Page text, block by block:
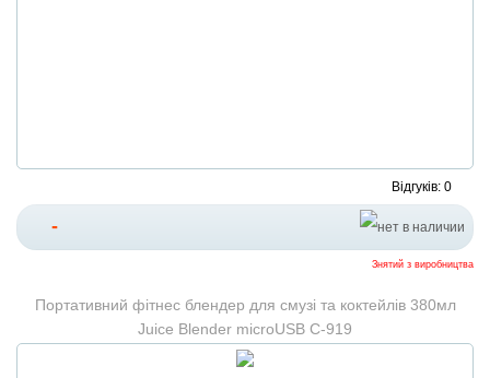
Відгуків: 0
-
Знятий з виробництва
Портативний фітнес блендер для смузі та коктейлів 380мл
Juice Blender microUSB C-919